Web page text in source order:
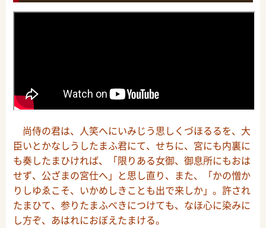
尚侍の君は、人笑へにいみじう思しくづほるるを、大
臣いとかなしうしたまふ君にて、せちに、宮にも内裏に
も奏したまひければ、「限りある女御、御息所にもおは
せず、公ざまの宮仕へ」と思し直り、また、「かの憎か
りしゆゑこそ、いかめしきことも出で来しか」。許され
たまひて、参りたまふべきにつけても、なほ心に染みに
し方ぞ、あはれにおぼえたまける。